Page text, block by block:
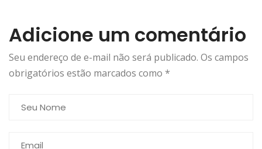
Adicione um comentário
Seu endereço de e-mail não será publicado. Os campos
obrigatórios estão marcados como *